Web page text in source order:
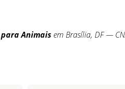
Animais em Brasília, DF —